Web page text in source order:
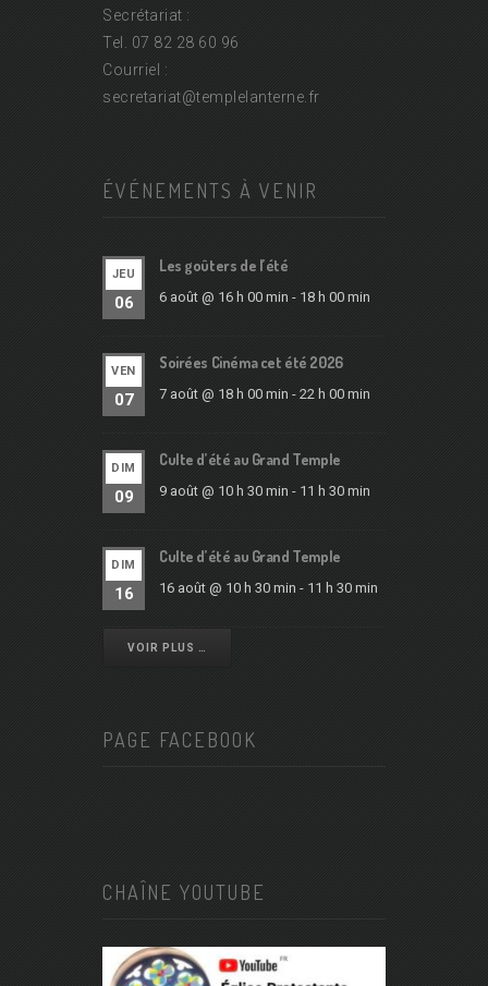
Secrétariat :
Tel. 07 82 28 60 96
Courriel :
secretariat@templelanterne.fr
ÉVÉNEMENTS À VENIR
JEU
06
Les goûters de l’été
6 août @ 16 h 00 min - 18 h 00 min
VEN
07
Soirées Cinéma cet été 2026
7 août @ 18 h 00 min - 22 h 00 min
DIM
09
Culte d’été au Grand Temple
9 août @ 10 h 30 min - 11 h 30 min
DIM
16
Culte d’été au Grand Temple
16 août @ 10 h 30 min - 11 h 30 min
VOIR PLUS …
PAGE FACEBOOK
CHAÎNE YOUTUBE